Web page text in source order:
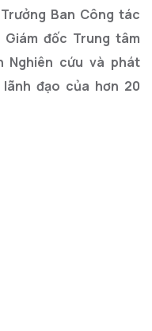
Ban Công tác
đốc Trung tâm
Nghiên cứu và phát
đạo của hơn 20